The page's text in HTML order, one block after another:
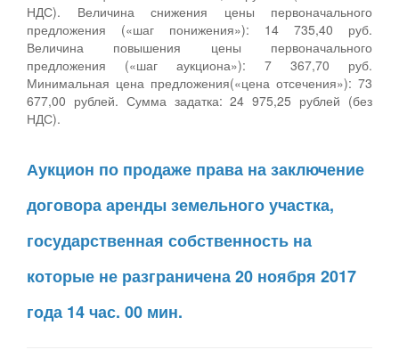
НДС). Величина снижения цены первоначального
предложения («шаг понижения»): 14 735,40 руб.
Величина повышения цены первоначального
предложения («шаг аукциона»): 7 367,70 руб.
Минимальная цена предложения(«цена отсечения»): 73
677,00 рублей. Сумма задатка: 24 975,25 рублей (без
НДС).
Аукцион по продаже права на заключение
договора аренды земельного участка,
государственная собственность на
которые не разграничена 20 ноября 2017
года 14 час. 00 мин.